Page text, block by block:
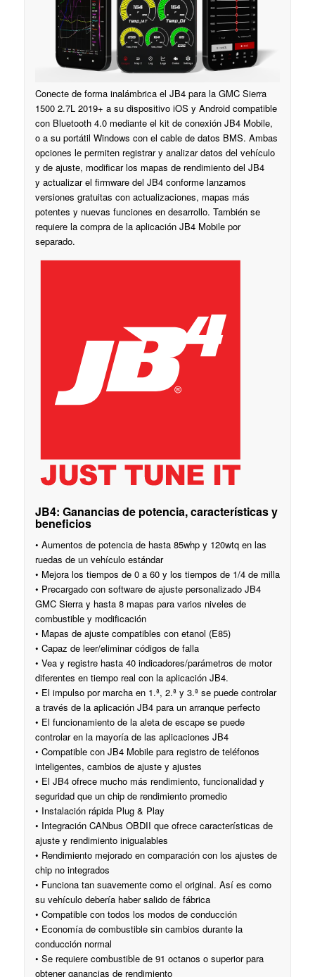
Conecte de forma inalámbrica el JB4 para la GMC Sierra
1500 2.7L 2019+ a su dispositivo iOS y Android compatible
con Bluetooth 4.0 mediante el kit de conexión JB4 Mobile,
o a su portátil Windows con el cable de datos BMS. Ambas
opciones le permiten registrar y analizar datos del vehículo
y de ajuste, modificar los mapas de rendimiento del JB4
y actualizar el firmware del JB4 conforme lanzamos
versiones gratuitas con actualizaciones, mapas más
potentes y nuevas funciones en desarrollo. También se
requiere la compra de la aplicación JB4 Mobile por
separado.
JB4: Ganancias de potencia, características y
beneficios
• Aumentos de potencia de hasta 85whp y 120wtq en las
ruedas de un vehículo estándar
• Mejora los tiempos de 0 a 60 y los tiempos de 1/4 de milla
• Precargado con software de ajuste personalizado JB4
GMC Sierra y hasta 8 mapas para varios niveles de
combustible y modificación
• Mapas de ajuste compatibles con etanol (E85)
• Capaz de leer/eliminar códigos de falla
• Vea y registre hasta 40 indicadores/parámetros de motor
diferentes en tiempo real con la aplicación JB4.
• El impulso por marcha en 1.ª, 2.ª y 3.ª se puede controlar
a través de la aplicación JB4 para un arranque perfecto
• El funcionamiento de la aleta de escape se puede
controlar en la mayoría de las aplicaciones JB4
• Compatible con JB4 Mobile para registro de teléfonos
inteligentes, cambios de ajuste y ajustes
• El JB4 ofrece mucho más rendimiento, funcionalidad y
seguridad que un chip de rendimiento promedio
• Instalación rápida Plug & Play
• Integración CANbus OBDII que ofrece características de
ajuste y rendimiento inigualables
• Rendimiento mejorado en comparación con los ajustes de
chip no integrados
• Funciona tan suavemente como el original. Así es como
su vehículo debería haber salido de fábrica
• Compatible con todos los modos de conducción
• Economía de combustible sin cambios durante la
conducción normal
• Se requiere combustible de 91 octanos o superior para
obtener ganancias de rendimiento